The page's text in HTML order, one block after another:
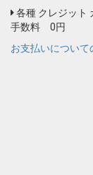
各種 クレジット
手数料 0円
お支払いについて